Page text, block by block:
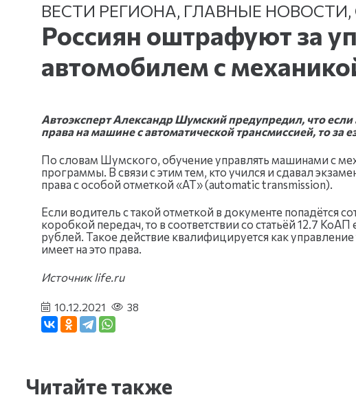
ВЕСТИ РЕГИОНА, ГЛАВНЫЕ НОВОСТИ,
Россиян оштрафуют за
автомобилем с
Автоэксперт Александр Шумский предупредил, что
права на машине с автоматической трансмиссией, то
По словам Шумского, обучение управлять машинами с
программы. В связи с этим тем, кто учился и сдавал
права с особой отметкой «АТ» (automatic transmission).
Если водитель с такой отметкой в документе попадётся
коробкой передач, то в соответствии со статьёй 12.7
рублей. Такое действие квалифицируется как
имеет на это права.
Источник life.ru
10.12.2021 38
Читайте также